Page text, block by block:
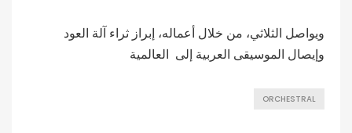
ويواصل الثلاثي، من خلال أعماله، إبراز ثراء آلة العود
وإيصال الموسيقى العربية إلى العالمية
ORCHESTRAL